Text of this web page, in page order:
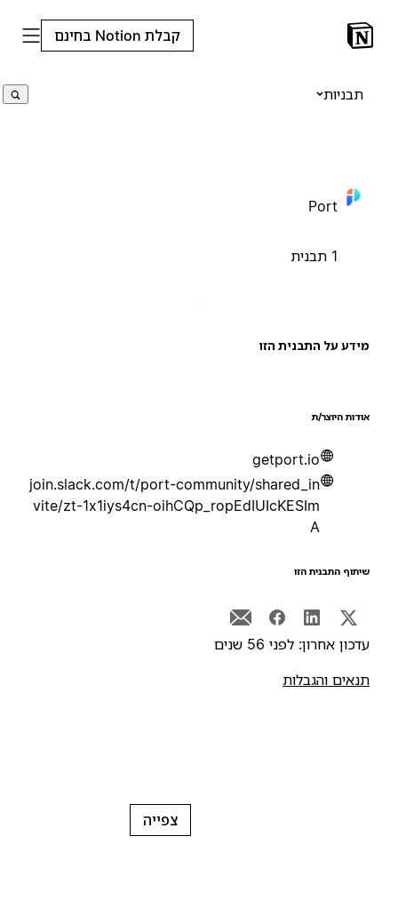
קבלת Notion בחינם
תבניות
Port
על התבנית הזו
היוצר/ת
getport.io
join.slack.com/t/port-community/shared_in
vite/zt-1x1iys4cn-oihCQp_ropEdIUIcKESIm
התבנית הזו
אחרון: לפני 56 שנים
והגבלות
צפייה